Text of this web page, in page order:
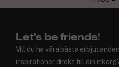
Let's be friends!
Vill du ha våra bästa
inspirationer direkt till din